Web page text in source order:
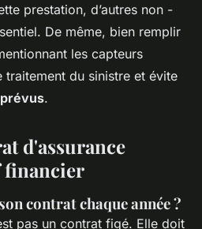
prestation, d’autres non -
De même, bien remplir
les capteurs
du sinistre et évite
.
d'assurance
financier
contrat chaque année ?
pas un contrat figé. Elle doit